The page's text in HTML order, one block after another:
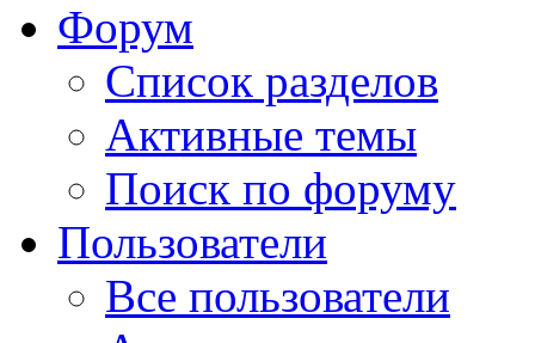
Форум
Список разделов
Активные темы
Поиск по форуму
Пользователи
Все пользователи